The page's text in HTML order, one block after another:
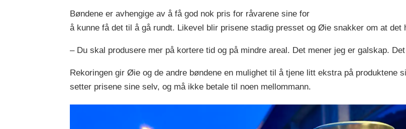
Bøndene er avhengige av å få god nok pris for råvarene sine for
å kunne få det til å gå rundt. Likevel blir prisene stadig presset og Øie snakker om at
– Du skal produsere mer på kortere tid og på mindre areal. Det mener jeg er galskap.
Rekoringen gir Øie og de andre bøndene en mulighet til å tjene litt ekstra på produktene
setter prisene sine selv, og må ikke betale til noen mellommann.